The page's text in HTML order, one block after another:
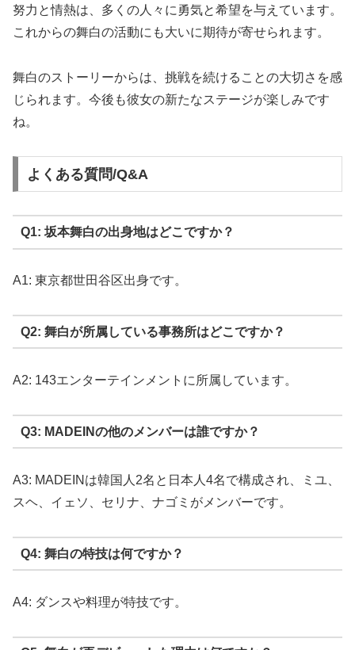
努力と情熱は、多くの人々に勇気と希望を与えています。
これからの舞白の活動にも大いに期待が寄せられます。
舞白のストーリーからは、挑戦を続けることの大切さを感
じられます。今後も彼女の新たなステージが楽しみです
ね。
よくある質問/Q&A
Q1: 坂本舞白の出身地はどこですか？
A1: 東京都世田谷区出身です。
Q2: 舞白が所属している事務所はどこですか？
A2: 143エンターテインメントに所属しています。
Q3: MADEINの他のメンバーは誰ですか？
A3: MADEINは韓国人2名と日本人4名で構成され、ミユ、
スヘ、イェソ、セリナ、ナゴミがメンバーです。
Q4: 舞白の特技は何ですか？
A4: ダンスや料理が特技です。